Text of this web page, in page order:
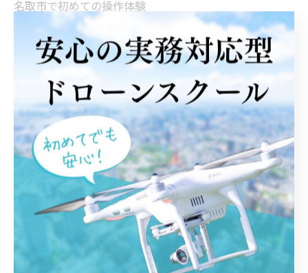
名取市で初めての操作体験
名取市で企業向けの導入支援
名取市で二等資格の対策講義
名取市で短期間集中の講習
--------------------------------------------------------------------
--
企業向け 二等資格 短期間